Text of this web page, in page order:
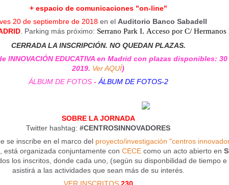
+ espacio de comunicaciones "on-line"
20 de septiembre de 2018en el Auditorio Banco Sabadell
. Parking más próximo: Serrano Park I. Acceso por C/ Hermanos
CERRADA LA INSCRIPCIÓN. NO QUEDAN PLAZAS.
INNOVACIÓN EDUCATIVA en Madrid con plazas disponibles:
2019. Ver AQUÍ)
ÁLBUM DE FOTOS - ÁLBUM DE FOTOS-2
SOBRE LA JORNADA
Twitter hashtag: #CENTROSINNOVADORES
se inscribe en el marco del proyecto/investigación "centros
, está organizada conjuntamente con CECE como un acto abierto en
los inscritos, donde cada uno, (según su disponbilidad de tiempo e
asistirá a las actividades que sean más de su interés.